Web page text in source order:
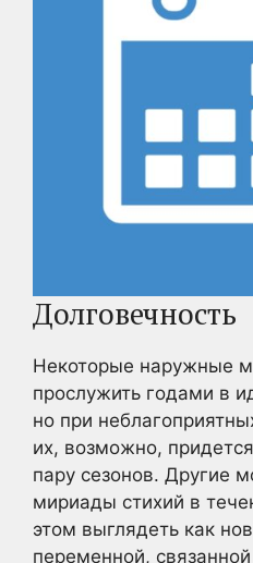
Долговечность
Некоторые наружные
прослужить годами в
но при
их, возможно,
пару сезонов. Другие
мириады стихий в
этом выглядеть как
переменной,